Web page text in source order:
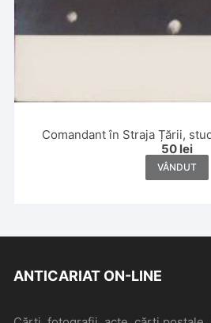
Comandant în Straja Țării,
50 lei
VÂNDUT
ANTICARIAT ON-LINE